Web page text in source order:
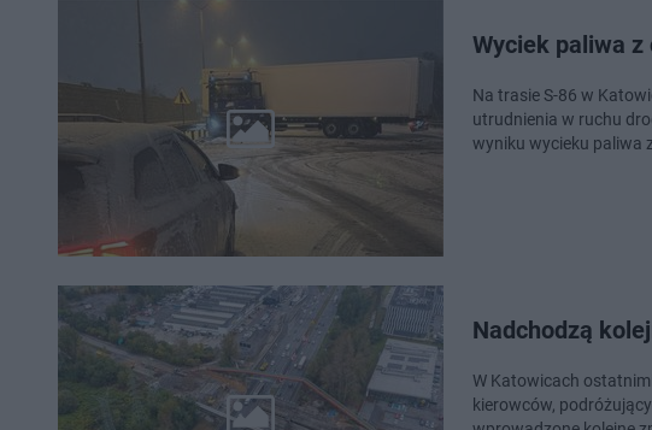
Wyciek paliwa
Na trasie S-86 w
utrudnienia w ruchu
wyniku wycieku paliwa z
Nadchodzą
W Katowicach
kierowców,